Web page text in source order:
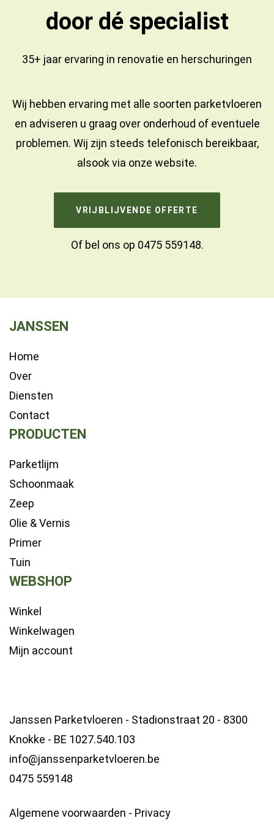
door dé specialist
35+ jaar ervaring in renovatie en herschuringen
Wij hebben ervaring met alle soorten parketvloeren
en adviseren u graag over onderhoud of eventuele
problemen. Wij zijn steeds telefonisch bereikbaar,
alsook via onze website.
VRIJBLIJVENDE OFFERTE
Of bel ons op 0475 559148.
JANSSEN
Home
Over
Diensten
Contact
PRODUCTEN
Parketlijm
Schoonmaak
Zeep
Olie & Vernis
Primer
Tuin
WEBSHOP
Winkel
Winkelwagen
Mijn account
Janssen Parketvloeren - Stadionstraat 20 - 8300
Knokke - BE 1027.540.103
info@janssenparketvloeren.be
0475 559148
Algemene voorwaarden - Privacy